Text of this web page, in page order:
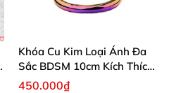
Khóa Cu Kim Loại Ánh Đa
Sắc BDSM 10cm Kích Thích
Cao
450.000₫